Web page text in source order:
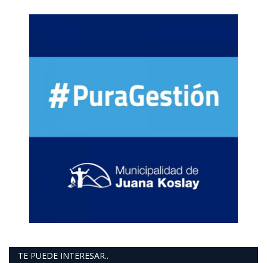
TE PUEDE INTERESAR..